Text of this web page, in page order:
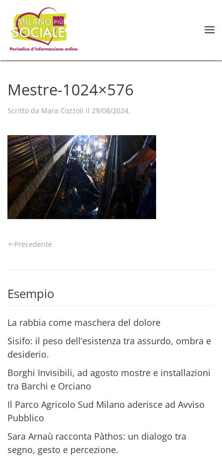
Skip to main content
Mestre-1024×576
Scritto da Mara Cozzoli il 29/08/2024.
Precedente
Esempio
La rabbia come maschera del dolore
Sisifo: il peso dell’esistenza tra assurdo, ombra e
desiderio.
Borghi Invisibili, ad agosto mostre e installazioni
tra Barchi e Orciano
Il Parco Agricolo Sud Milano aderisce ad Avviso
Pubblico
Sara Arnaù racconta Pàthos: un dialogo tra
segno, gesto e percezione.